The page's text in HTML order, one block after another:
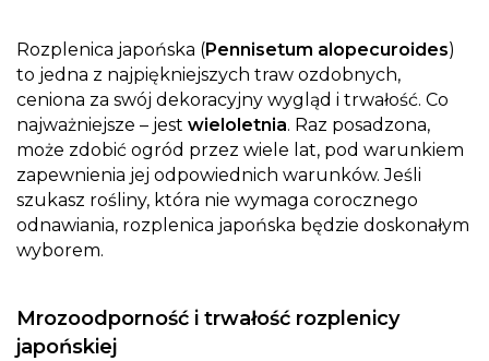
Rozplenica japońska (Pennisetum alopecuroides)
to jedna z najpiękniejszych traw ozdobnych,
ceniona za swój dekoracyjny wygląd i trwałość. Co
najważniejsze – jest wieloletnia. Raz posadzona,
może zdobić ogród przez wiele lat, pod warunkiem
zapewnienia jej odpowiednich warunków. Jeśli
szukasz rośliny, która nie wymaga corocznego
odnawiania, rozplenica japońska będzie doskonałym
wyborem.
Mrozoodporność i trwałość rozplenicy
japońskiej